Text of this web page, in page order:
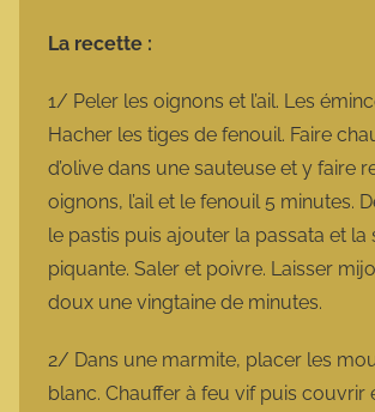
La recette :
1/ Peler les oignons et l’ail. Les
Hacher les tiges de fenouil. Faire
d’olive dans une sauteuse et y faire
oignons, l’ail et le fenouil 5 minutes.
le pastis puis ajouter la passata et la
piquante. Saler et poivre. Laisser
doux une vingtaine de minutes.
2/ Dans une marmite, placer les
blanc. Chauffer à feu vif puis couvrir